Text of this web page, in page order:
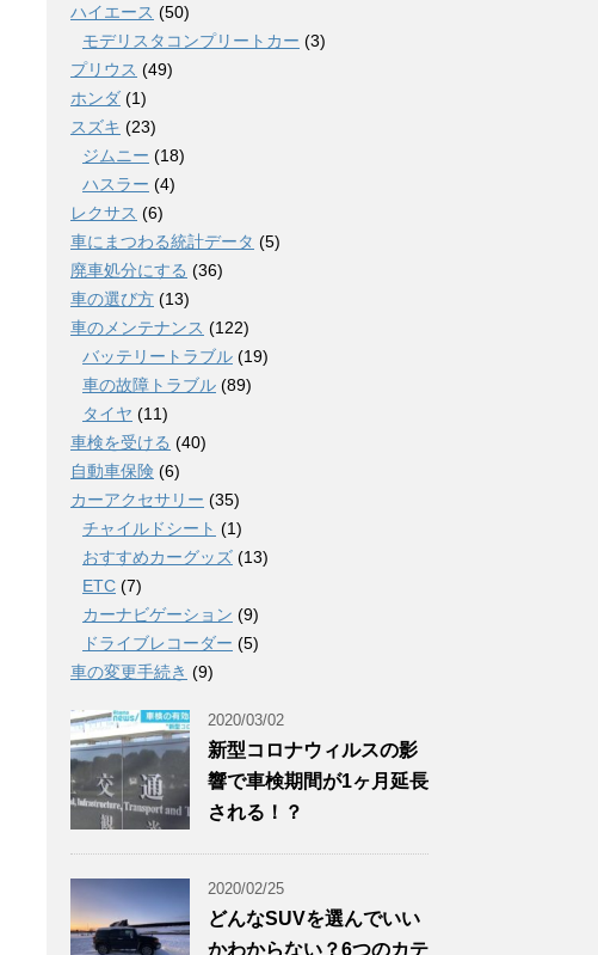
ハイエース (50)
モデリスタコンプリートカー (3)
プリウス (49)
ホンダ (1)
スズキ (23)
ジムニー (18)
ハスラー (4)
レクサス (6)
車にまつわる統計データ (5)
廃車処分にする (36)
車の選び方 (13)
車のメンテナンス (122)
バッテリートラブル (19)
車の故障トラブル (89)
タイヤ (11)
車検を受ける (40)
自動車保険 (6)
カーアクセサリー (35)
チャイルドシート (1)
おすすめカーグッズ (13)
ETC (7)
カーナビゲーション (9)
ドライブレコーダー (5)
車の変更手続き (9)
2020/03/02
新型コロナウィルスの影
響で車検期間が1ヶ月延長
される！？
2020/02/25
どんなSUVを選んでいい
かわからない？6つのカテ